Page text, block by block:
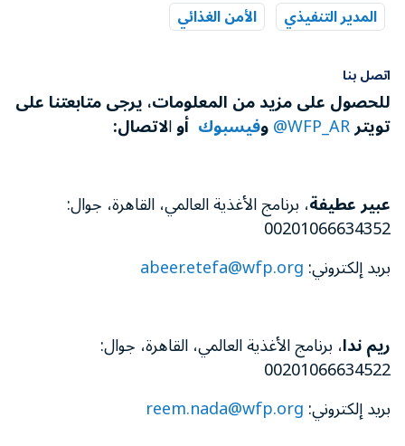
المدير التنفيذي
الأمن الغذائي
اتصل بنا
للحصول على مزيد من المعلومات، يرجى متابعتنا على
تويترWFP_AR@ وفيسبوك أوالاتصال:
عبير عطيفة، برنامج الأغذية العالمي، القاهرة، جوال:
00201066634352
بريد إلكتروني:abeer.etefa@wfp.org
ريم ندا، برنامج الأغذية العالمي، القاهرة، جوال:
00201066634522
بريد إلكتروني:reem.nada@wfp.org